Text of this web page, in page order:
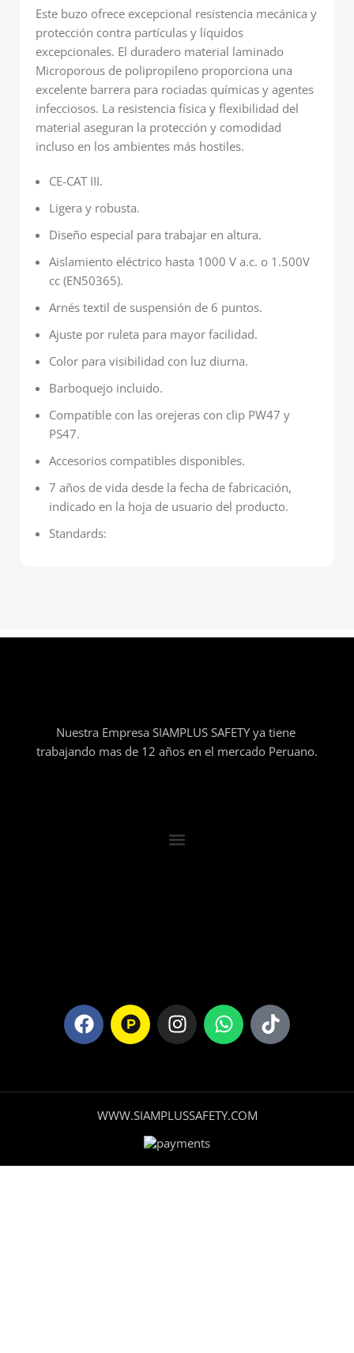
Este buzo ofrece excepcional resistencia mecánica y
protección contra partículas y líquidos
excepcionales. El duradero material laminado
Microporous de polipropileno proporciona una
excelente barrera para rociadas químicas y agentes
infecciosos. La resistencia física y flexibilidad del
material aseguran la protección y comodidad
incluso en los ambientes más hostiles.
CE-CAT III.
Ligera y robusta.
Diseño especial para trabajar en altura.
Aislamiento eléctrico hasta 1000 V a.c. o 1.500V
cc (EN50365).
Arnés textil de suspensión de 6 puntos.
Ajuste por ruleta para mayor facilidad.
Color para visibilidad con luz diurna.
Barboquejo incluido.
Compatible con las orejeras con clip PW47 y
PS47.
Accesorios compatibles disponibles.
7 años de vida desde la fecha de fabricación,
indicado en la hoja de usuario del producto.
Standards:
Nuestra Empresa SIAMPLUS SAFETY ya tiene
trabajando mas de 12 años en el mercado Peruano.
WWW.SIAMPLUSSAFETY.COM